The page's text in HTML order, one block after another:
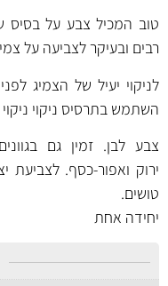
טוב המכיל צבע על בסיס
רבים ובעיקר לצביעה על
לניקוי יעיל של הצמיג
השתמש בתרסיס ניקוי
צבע לבן. זמין גם
ירוק ואפור-כסף
טושים.
יחידה אחת